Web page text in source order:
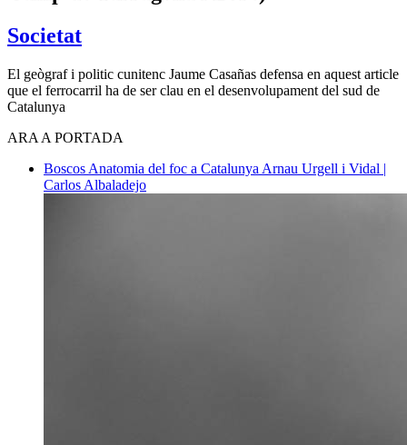
Societat
El geògraf i politic cunitenc Jaume Casañas defensa en aquest article
que el ferrocarril ha de ser clau en el desenvolupament del sud de
Catalunya
ARA A PORTADA
Boscos Anatomia del foc a Catalunya Arnau Urgell i Vidal |
Carlos Albaladejo